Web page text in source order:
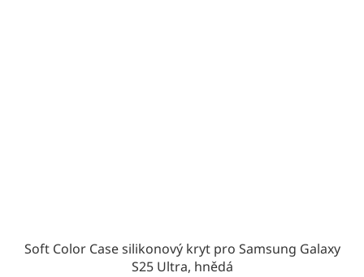
Soft Color Case silikonový kryt pro Samsung Galaxy
S25 Ultra, hnědá